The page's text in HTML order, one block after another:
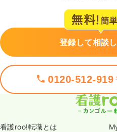
登録して相談
0120-512-919
看護roo!転職とは